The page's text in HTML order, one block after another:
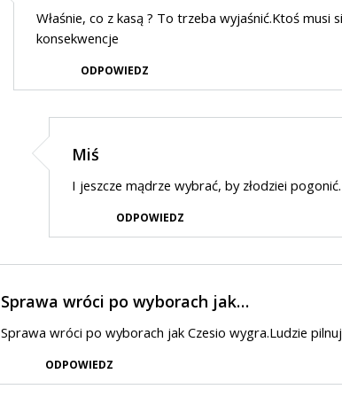
Właśnie, co z kasą ? To trzeba wyjaśnić.Ktoś musi
konsekwencje
ODPOWIEDZ
Miś
I jeszcze mądrze wybrać, by złodziei pogonić.
ODPOWIEDZ
Sprawa wróci po wyborach jak…
Sprawa wróci po wyborach jak Czesio wygra.Ludzie
ODPOWIEDZ